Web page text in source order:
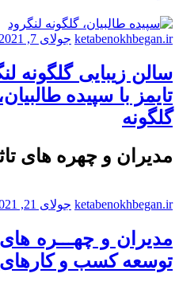
ketabenokhbegan.ir جولای 7, 2021
سالن زیبایی گلگونه
تایمز با سپیده
گلگونه
مدیران و چهره های
ketabenokhbegan.ir جولای 21, 2021
مدیران و چهـــره
توسعه کسب و کارهای